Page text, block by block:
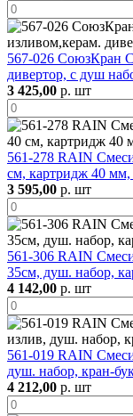
567-026 СоюзКран
дивертор, с душ
3 425,00 р. шт
561-278 RAIN
см, картридж 40 мм,
3 595,00 р. шт
561-306 RAIN
35см, душ. набор,
4 142,00 р. шт
561-019 RAIN
душ. набор, кран-
4 212,00 р. шт